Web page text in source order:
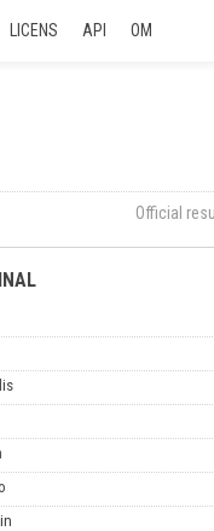
LICENS API OM
Official